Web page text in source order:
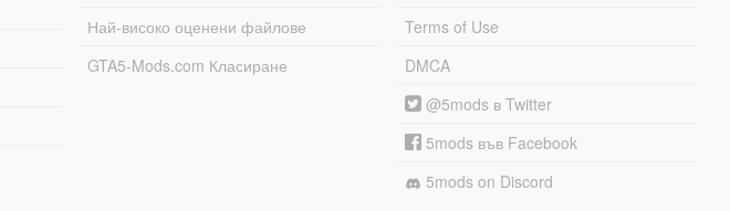
Най-високо оценени файлове
GTA5-Mods.com Класиране
Terms of Use
DMCA
@5mods в Twitter
5mods във Facebook
5mods on Discord